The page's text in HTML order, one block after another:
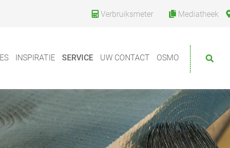
Verbruiksmeter Mediatheek
INSPIRATIE SERVICE UW CONTACT OSMO